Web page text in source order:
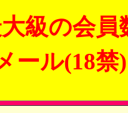
級の会
ール(18禁)